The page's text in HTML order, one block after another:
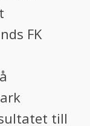
FK
till